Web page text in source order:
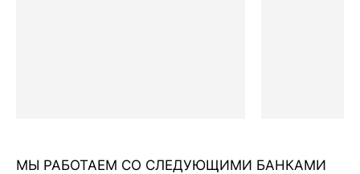
МЫ РАБОТАЕМ СО СЛЕДУЮЩИМИ БАНКАМИ